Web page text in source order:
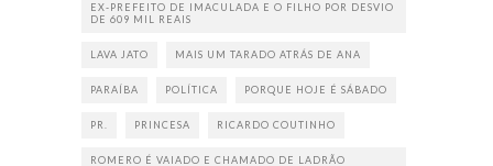
EX-PREFEITO DE IMACULADA E O FILHO POR DESVIO
DE 609 MIL REAIS
LAVA JATO MAIS UM TARADO ATRÁS DE ANA
PARAÍBA POLÍTICA PORQUE HOJE É SÁBADO
PR. PRINCESA RICARDO COUTINHO
ROMERO É VAIADO E CHAMADO DE LADRÃO